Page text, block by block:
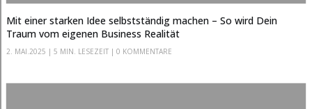
Mit einer starken Idee selbstständig machen – So wird Dein
Traum vom eigenen Business Realität
2. MAI.2025 | 5 MIN. LESEZEIT| 0 KOMMENTARE